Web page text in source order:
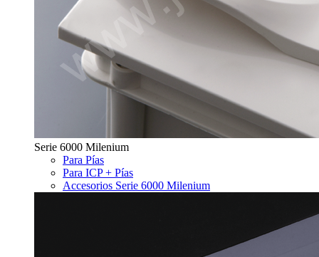
Serie 6000 Milenium
Para Pías
Para ICP + Pías
Accesorios Serie 6000 Milenium